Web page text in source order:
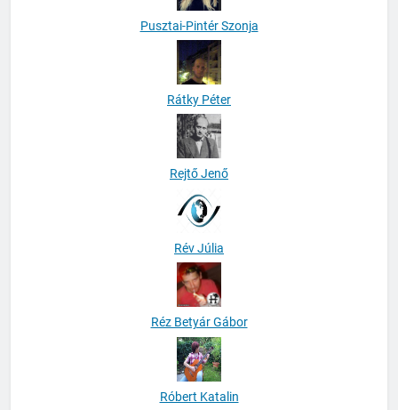
Pusztai-Pintér Szonja
Rátky Péter
Rejtő Jenő
Rév Júlia
Réz Betyár Gábor
Róbert Katalin